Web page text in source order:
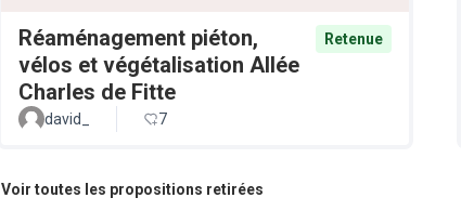
Réaménagement piéton,
vélos et végétalisation Allée
Charles de Fitte
Retenue
david_ 7
Voir toutes les propositions retirées